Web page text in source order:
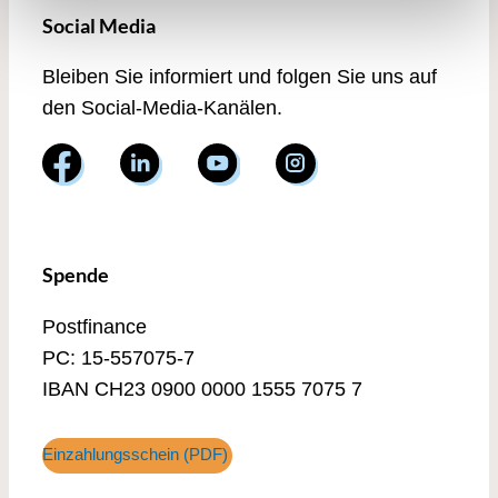
Social Media
Bleiben Sie informiert und folgen Sie uns auf
den Social-Media-Kanälen.
Spende
Postfinance
PC: 15-557075-7
IBAN CH23 0900 0000 1555 7075 7
Einzahlungsschein (PDF)